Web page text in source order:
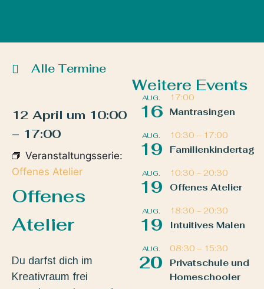
Alle Termine
12 April um 10:00
– 17:00
Veranstaltungsserie:
Offenes Atelier
Offenes
Atelier
Du darfst dich im
Kreativraum frei
Weitere Events
AUG.
16
17:00
Mantrasingen
AUG.
19
10:30 – 17:00
Familienkindertag
AUG.
19
10:30 – 20:30
Offenes Atelier
AUG.
19
18:30 – 20:30
Intuitives Malen
AUG.
20
08:30 – 15:30
Privatschule und
Homeschooler